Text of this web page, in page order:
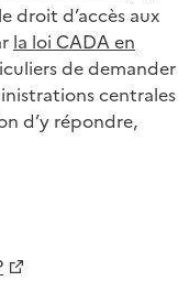
droit d’accès aux
la loi CADA en
de demander
centrales
d’y répondre,